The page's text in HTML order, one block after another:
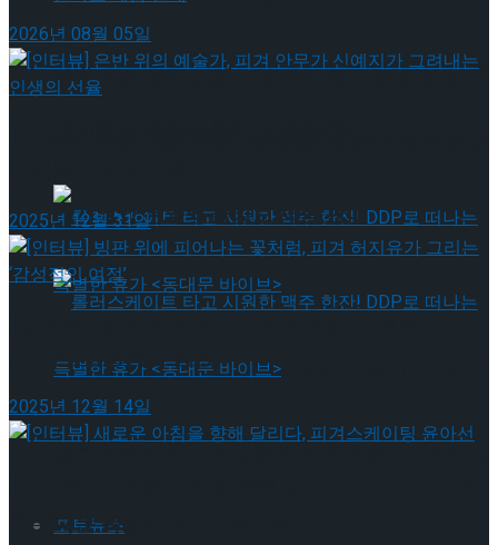
‘비바! 뮤지컬’ 진행 … 김지훈, 신성민, 윤소호 등
롤러스케이트 타고 시원한 맥주 한잔! DDP로 떠
나는 특별한 휴가 <동대문 바이브>
포토뉴스
혜화로운 공연생활, 자립준비 청년 후원 방송
뮤지컬 배우와의 콜라보 제품 판매
나는 특별한 휴가 <동대문 바이브>
2026년 08월 05일
2025년 12월 31일
그리는 ‘감성적인 여정’
2025년 12월 14일
윤아선